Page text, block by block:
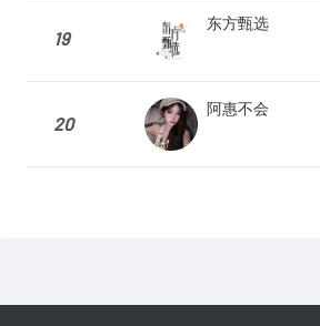
19
东方甄选
20
阿惠不会